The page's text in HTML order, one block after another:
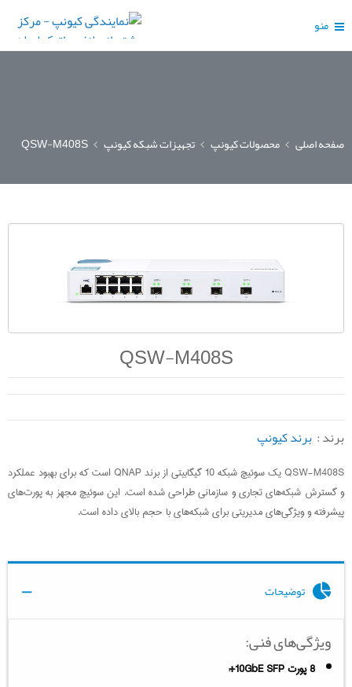
منو
صفحه اصلی محصولات کیونپ تجهیزات شبکه کیونپ QSW-M408S
QSW-M408S
برند : برند کیونپ
QSW-M408S یک سوئیچ شبکه 10 گیگابیتی از برند QNAP است که برای بهبود عملکرد
و گسترش شبکه‌های تجاری و سازمانی طراحی شده است. این سوئیچ مجهز به پورت‌های
پیشرفته و ویژگی‌های مدیریتی برای شبکه‌های با حجم بالای داده است.
توضیحات
ویژگی‌های فنی:
8 پورت 10GbE SFP+: